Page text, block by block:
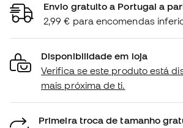
Envio gratuito a Portugal a
2,99 € para encomendas
Disponibilidade em loja
Verifica se este produto está
mais próxima de ti.
Primeira troca de tamanho